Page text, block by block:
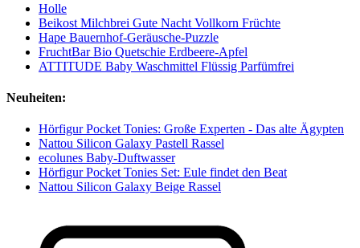
Holle
Beikost Milchbrei Gute Nacht Vollkorn Früchte
Hape Bauernhof-Geräusche-Puzzle
FruchtBar Bio Quetschie Erdbeere-Apfel
ATTITUDE Baby Waschmittel Flüssig Parfümfrei
Neuheiten:
Hörfigur Pocket Tonies: Große Experten - Das alte Ägypten
Nattou Silicon Galaxy Pastell Rassel
ecolunes Baby-Duftwasser
Hörfigur Pocket Tonies Set: Eule findet den Beat
Nattou Silicon Galaxy Beige Rassel